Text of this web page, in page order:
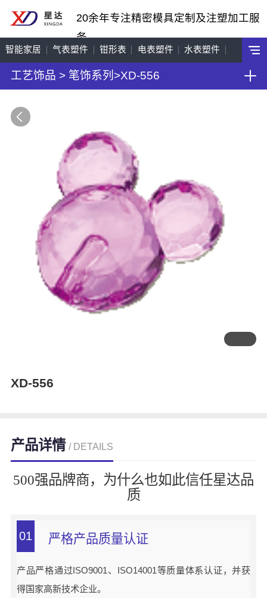
20余年专注精密模具定制及注塑加工服
务
智能家居 气表塑件 钳形表 电表塑件 水表塑件
工艺饰品 机车配件
工艺饰品 > 笔饰系列 >XD-556
XD-556
产品详情 / DETAILS
500强品牌商，为什么也如此信任星达品
质
01 严格产品质量认证
产品严格通过ISO9001、ISO14001等质量体系认证，并获
得国家高新技术企业。